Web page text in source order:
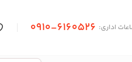
اداری: 0910-6160526